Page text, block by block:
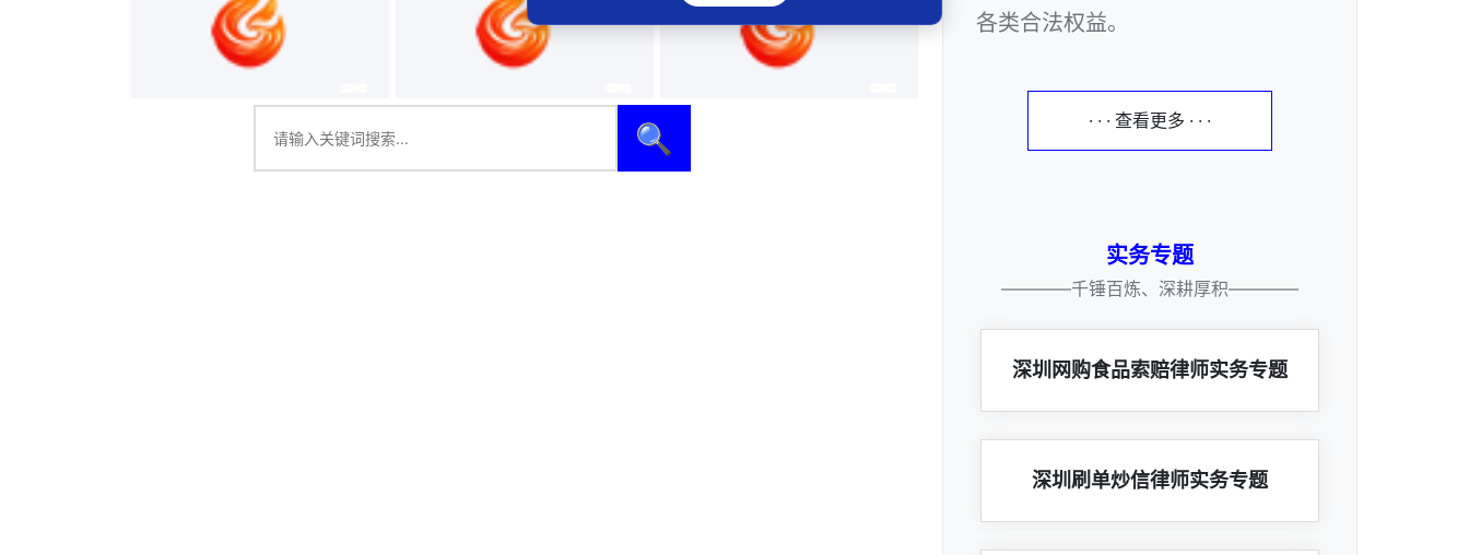
🔍
各类合法权益。
· · · 查看更多 · · ·
实务专题
————千锤百炼、深耕厚积————
深圳网购食品索赔律师实务专题
深圳刷单炒信律师实务专题